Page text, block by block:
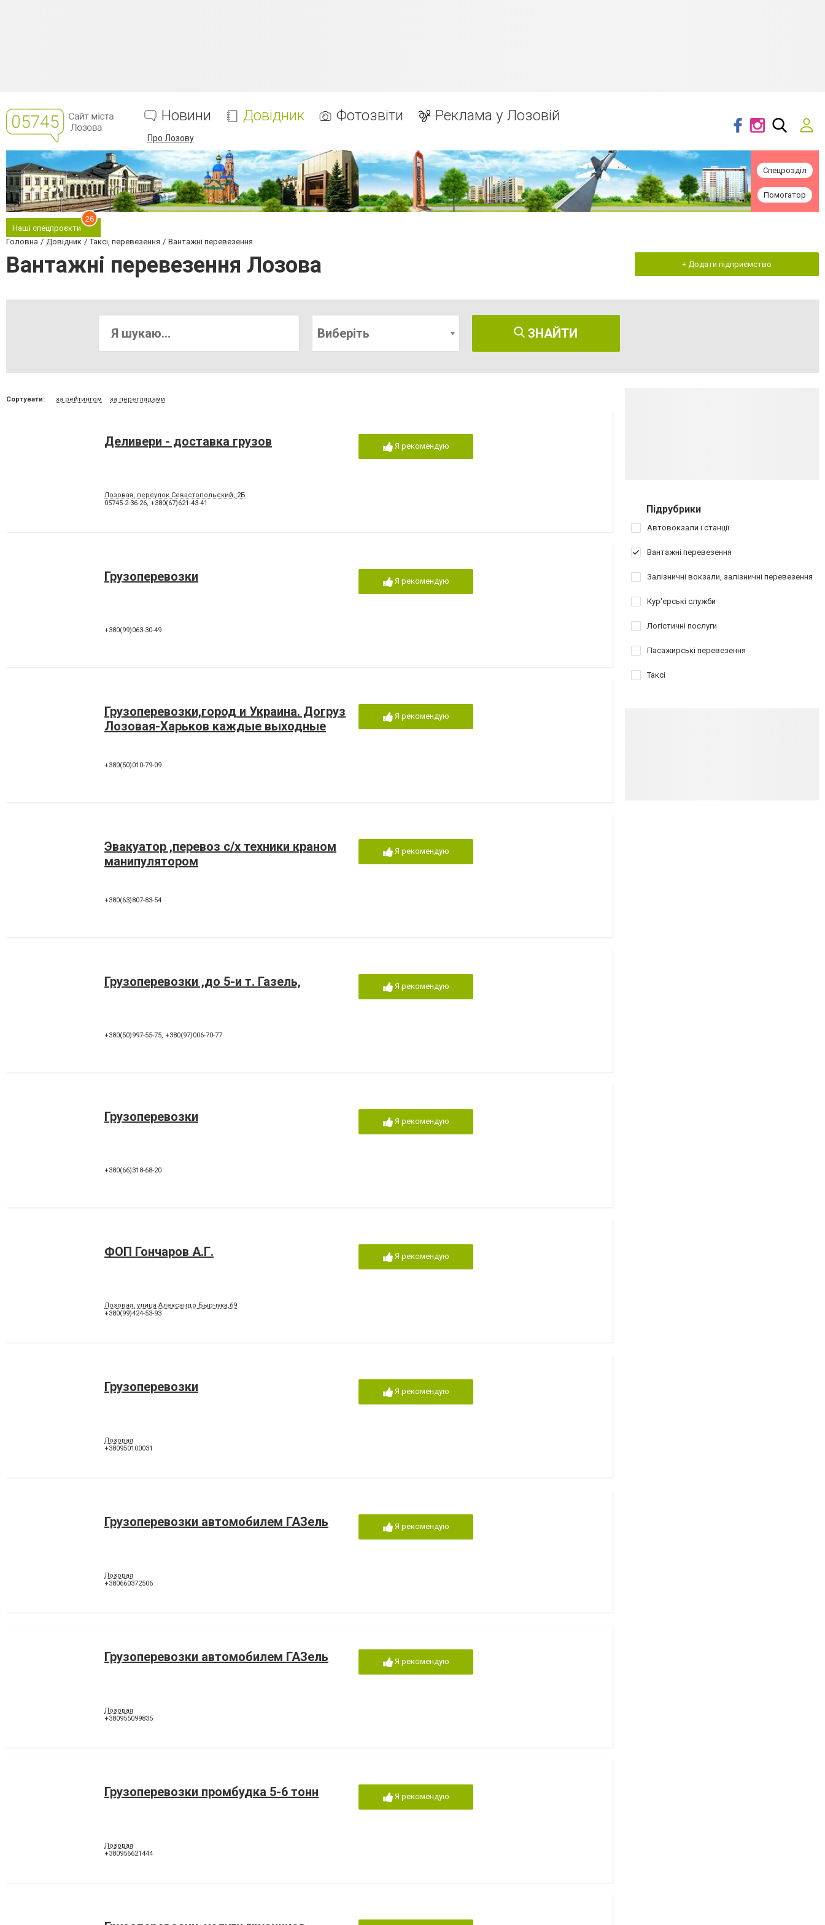
Новини Довідник Фотозвіти Реклама у Лозовій
Про Лозову
Спецрозділ
Помогатор
Наші спецпроєкти
26
Головна Довідник Таксі, перевезення Вантажні перевезення
Вантажні перевезення Лозова + Додати підприємство
Виберіть ЗНАЙТИ
Сортувати: за рейтингом за переглядами
Деливери - доставка грузов
Лозовая, переулок Севастопольский, 2Б
05745-2-36-26, +380(67)621-43-41
Я рекомендую
Грузоперевозки
+380(99)063-30-49
Я рекомендую
Грузоперевозки,город и Украина. Догруз
Лозовая-Харьков каждые выходные
+380(50)010-79-09
Я рекомендую
Эвакуатор ,перевоз с/х техники краном
манипулятором
+380(63)807-83-54
Я рекомендую
Грузоперевозки ,до 5-и т. Газель,
+380(50)997-55-75, +380(97)006-70-77
Я рекомендую
Грузоперевозки
+380(66)318-68-20
Я рекомендую
ФОП Гончаров А.Г.
Лозовая, улица Александр Бырчука,69
+380(99)424-53-93
Я рекомендую
Грузоперевозки
Лозовая
+380950100031
Я рекомендую
Грузоперевозки автомобилем ГАЗель
Лозовая
+380660372506
Я рекомендую
Грузоперевозки автомобилем ГАЗель
Лозовая
+380955099835
Я рекомендую
Грузоперевозки промбудка 5-6 тонн
Лозовая
+380956621444
Я рекомендую
Підрубрики
Автовокзали і станції
Вантажні перевезення
Залізничні вокзали, залізничні перевезення
Кур'єрські служби
Логістичні послуги
Пасажирські перевезення
Таксі